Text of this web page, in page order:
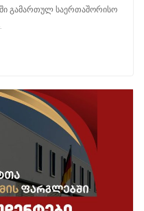
გამართულ საერთაშორისო